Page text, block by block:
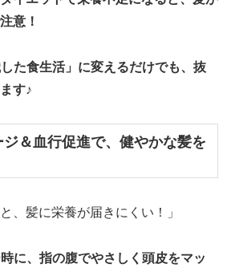
意！
した食生活」に変えるだけでも、抜
す♪
＆血行促進で、健やかな髪を
、髪に栄養が届きにくい！」
に、指の腹でやさしく頭皮をマッ